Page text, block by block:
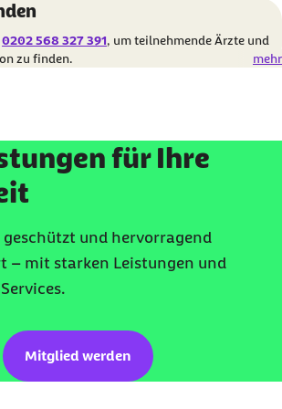
0202 568 327 391, um teilnehmende Ärzte und
zu finden.
mehr
für Ihre
und hervorragend
– mit starken Leistungen und
Mitglied werden